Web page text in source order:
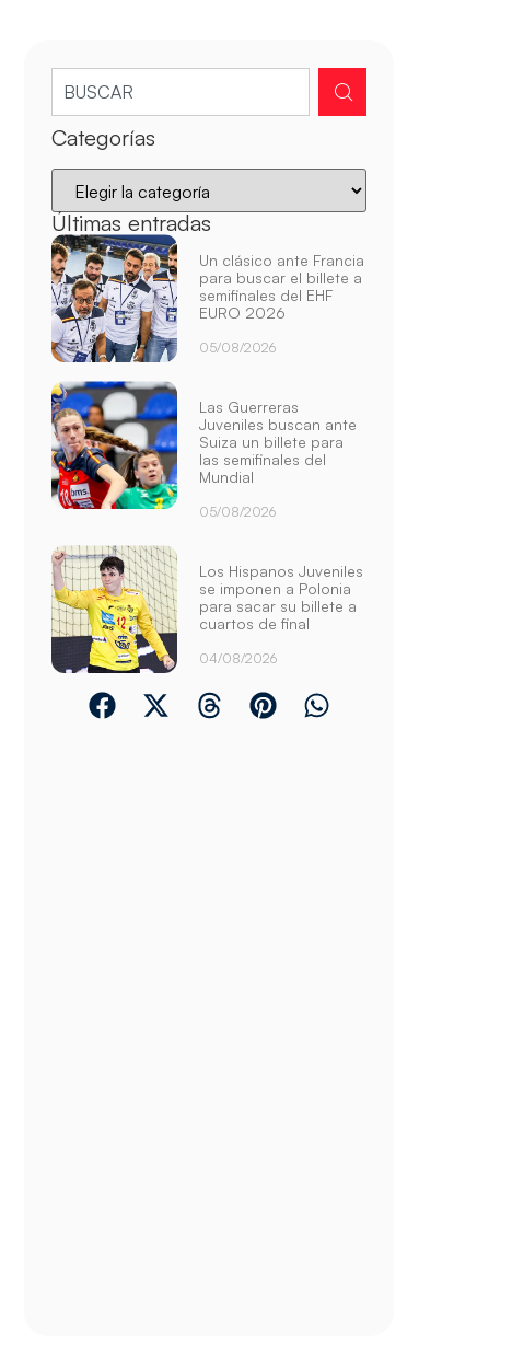
Categorías
Últimas entradas
Un clásico ante Francia
para buscar el billete a
semifinales del EHF
EURO 2026
05/08/2026
Las Guerreras
Juveniles buscan ante
Suiza un billete para
las semifinales del
Mundial
05/08/2026
Los Hispanos Juveniles
se imponen a Polonia
para sacar su billete a
cuartos de final
04/08/2026